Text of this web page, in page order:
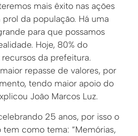
mais êxito nas ações
da população. Há uma
para que possamos
Hoje, 80% do
da prefeitura.
repasse de valores, por
tendo maior apoio do
João Marcos Luz.
25 anos, por isso o
como tema: “Memórias,